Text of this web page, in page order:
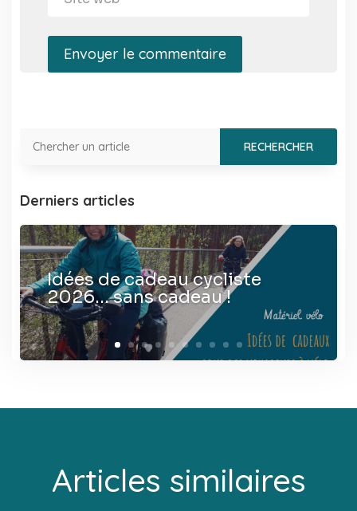
Envoyer le commentaire
Derniers articles
Idées de cadeau cycliste
2026… sans cadeau !
Articles similaires